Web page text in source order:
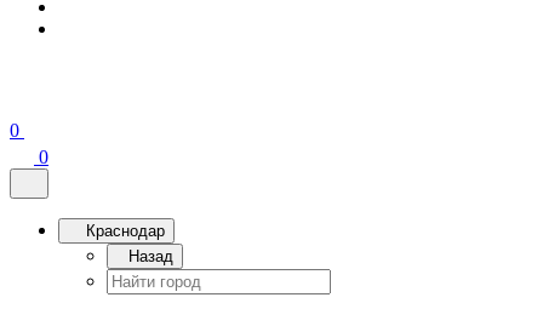
0
0
Краснодар
Назад